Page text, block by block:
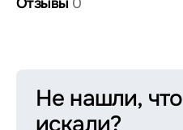
Не нашли, что